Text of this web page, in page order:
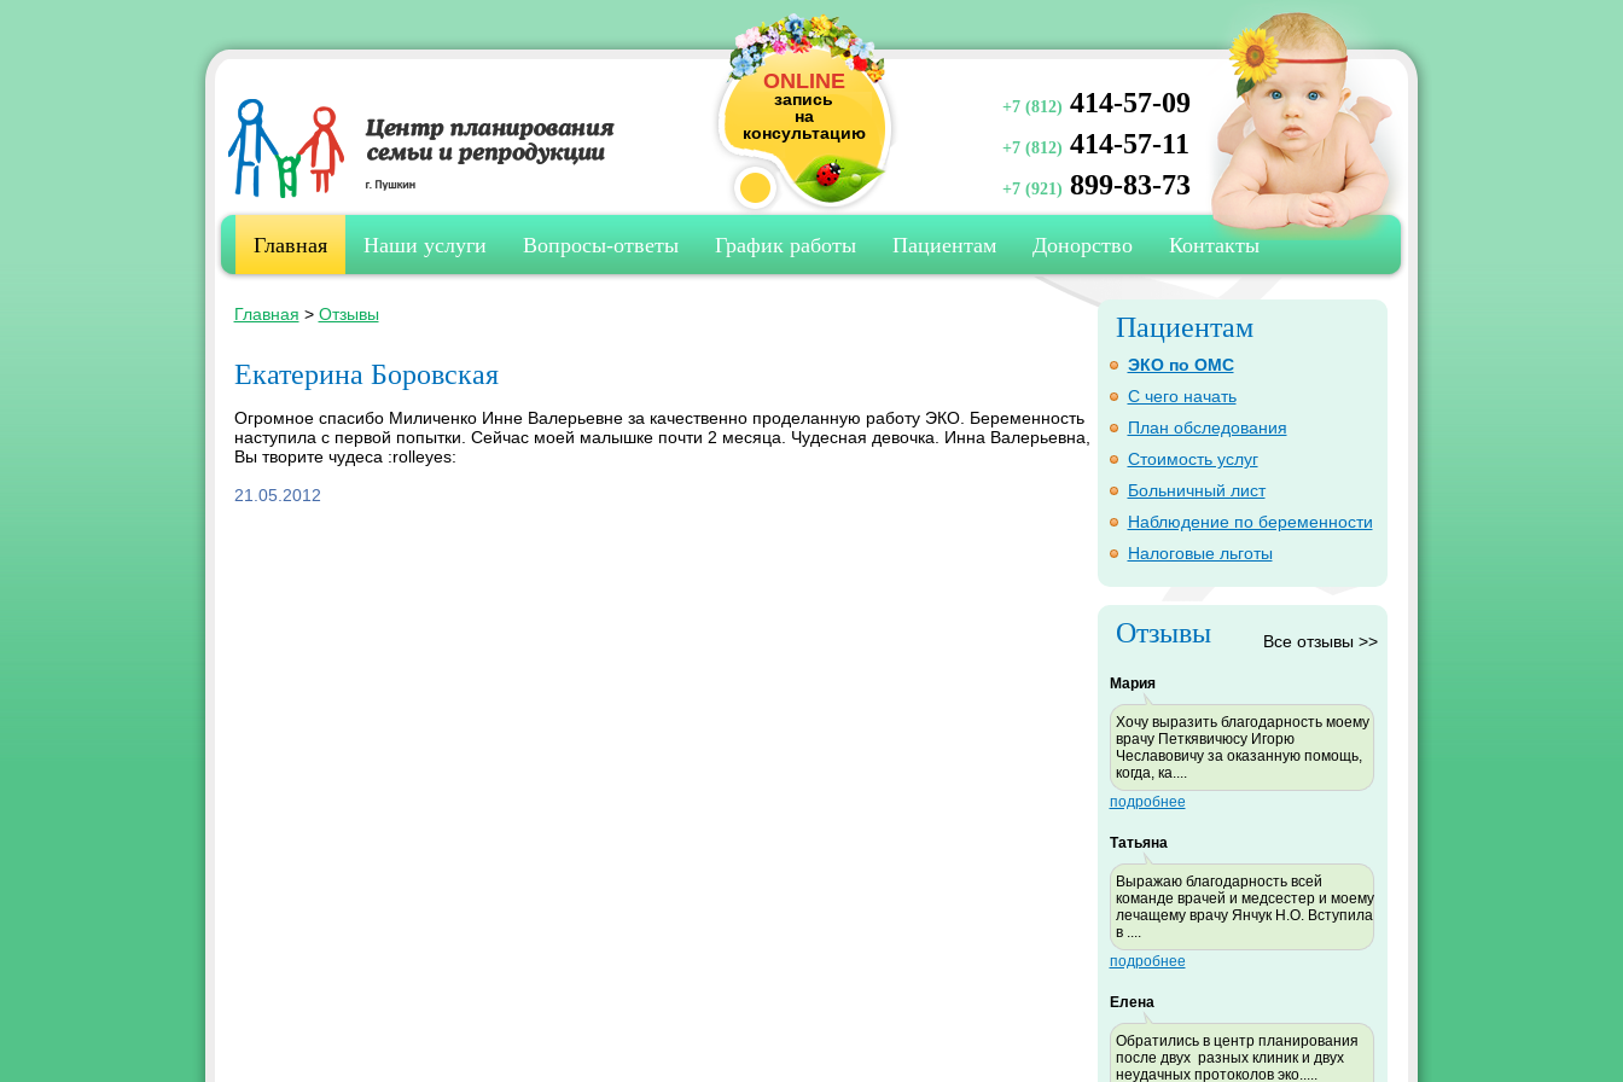
ONLINE
запись
на
консультацию
+7 (812) 414-57-09
+7 (812) 414-57-11
+7 (921) 899-83-73
Главная Наши услуги Вопросы-ответы График работы Пациентам Донорство Контакты
Главная > Отзывы
Екатерина Боровская
Огромное спасибо Миличенко Инне Валерьевне за качественно проделанную работу ЭКО. Беременность
наступила с первой попытки. Сейчас моей малышке почти 2 месяца. Чудесная девочка. Инна Валерьевна,
Вы творите чудеса :rolleyes:
21.05.2012
Пациентам
ЭКО по ОМС
С чего начать
План обследования
Стоимость услуг
Больничный лист
Наблюдение по беременности
Налоговые льготы
Отзывы Все отзывы >>
Мария
Хочу выразить благодарность моему
врачу Петкявичюсу Игорю
Чеславовичу за оказанную помощь,
когда, ка....
подробнее
Татьяна
Выражаю благодарность всей
команде врачей и медсестер и моему
лечащему врачу Янчук Н.О. Вступила
в ....
подробнее
Елена
Обратились в центр планирования
после двух разных клиник и двух
неудачных протоколов эко.....